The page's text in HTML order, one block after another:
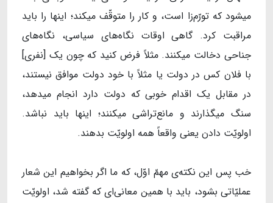
میشود که تورّم‌زا است، و کار را متوقّف میکند؛ اینها را باید
مراقبت کرد. گاهی اوقات نگاه‌های سیاسی، نگاه‌های
جناحی دخالت میکنند. مثلاً فرض کنید که چون یک [نفری]
با فلان کس در دولت یا مثلاً با خود دولت موافق نیستند،
در مقابل یک اقدام خوبی که دولت دارد انجام میدهد،
سنگ میگذارند و مانع‌تراشی میکنند؛ اینها باید نباشد.
اولویّت ‌دادن یعنی واقعاً همه اولویّت بدهند.
خب پس این نکته‌ی مهمّ اوّل، که ما اگر بخواهیم این شعار
عملیّاتی بشود، باید با همین معانی‌ای که گفته شد، اولویّت